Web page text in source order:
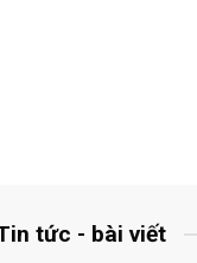
tức - bài viết